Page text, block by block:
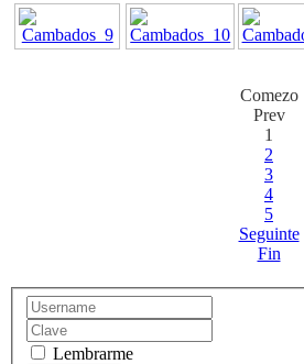
Comezo
Prev
1
2
3
4
5
Seguinte
Fin
Lembrarme